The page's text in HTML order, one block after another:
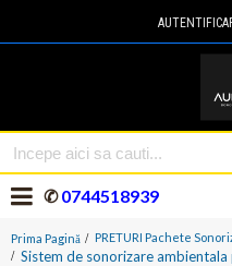
✆0744518939
Prima Pagină PRETURI Pachete
Sistem de sonorizare